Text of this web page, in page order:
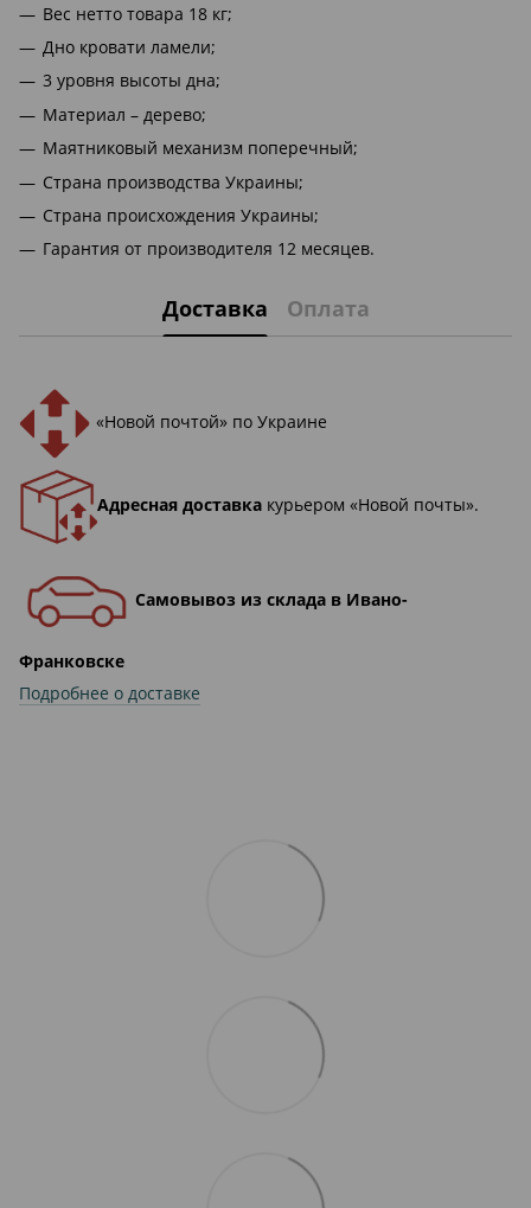
Вес нетто товара 18 кг;
Дно кровати ламели;
3 уровня высоты дна;
Материал – дерево;
Маятниковый механизм поперечный;
Страна производства Украины;
Страна происхождения Украины;
Гарантия от производителя 12 месяцев.
Доставка Оплата
«Новой почтой» по Украине
Адресная доставка курьером «Новой почты».
Самовывоз из склада в Ивано-
Франковске
Подробнее о доставке